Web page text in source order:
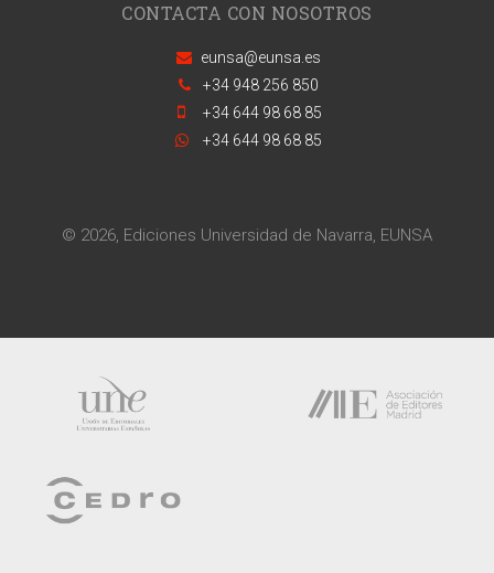
CONTACTA CON NOSOTROS
eunsa@eunsa.es
+34 948 256 850
+34 644 98 68 85
+34 644 98 68 85
© 2026, Ediciones Universidad de Navarra, EUNSA